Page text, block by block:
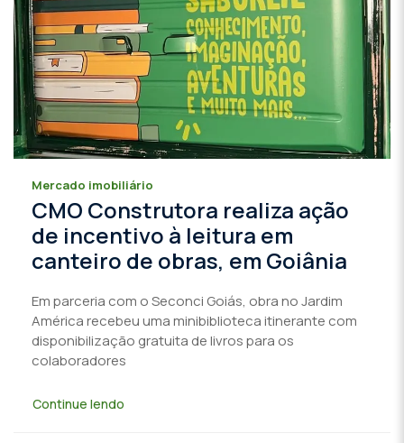
Mercado imobiliário
CMO Construtora realiza ação
de incentivo à leitura em
canteiro de obras, em Goiânia
Em parceria com o Seconci Goiás, obra no Jardim
América recebeu uma minibiblioteca itinerante com
disponibilização gratuita de livros para os
colaboradores
Continue lendo